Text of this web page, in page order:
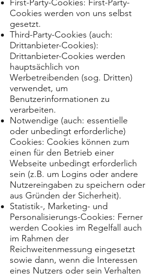
First-Party-Cookies: First-Party-
Cookies werden von uns selbst
gesetzt.
Third-Party-Cookies (auch:
Drittanbieter-Cookies):
Drittanbieter-Cookies werden
hauptsächlich von
Werbetreibenden (sog. Dritten)
verwendet, um
Benutzerinformationen zu
verarbeiten.
Notwendige (auch: essentielle
oder unbedingt erforderliche)
Cookies: Cookies können zum
einen für den Betrieb einer
Webseite unbedingt erforderlich
sein (z.B. um Logins oder andere
Nutzereingaben zu speichern oder
aus Gründen der Sicherheit).
Statistik-, Marketing- und
Personalisierungs-Cookies: Ferner
werden Cookies im Regelfall auch
im Rahmen der
Reichweitenmessung eingesetzt
sowie dann, wenn die Interessen
eines Nutzers oder sein Verhalten